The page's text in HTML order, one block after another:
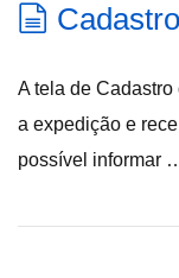
A tela de
a expedição e
possível informar